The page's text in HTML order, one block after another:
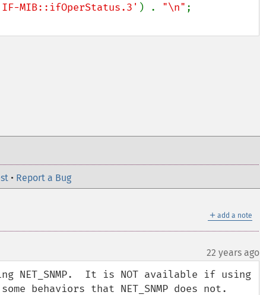
MIB::ifOperStatus.3' ) . "\n"
• Report a Bug
＋ add a note
22 years ago
It is NOT available if using
some behaviors that NET_SNMP does not.